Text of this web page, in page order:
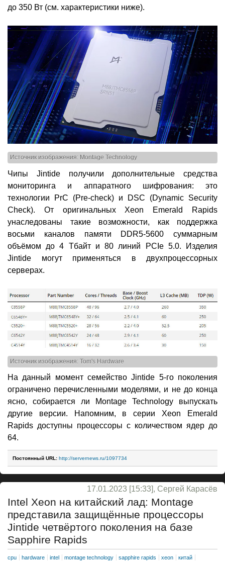
до 350 Вт (см. характеристики ниже).
Источник изображения: Montage Technology
Чипы Jintide получили дополнительные средства
мониторинга и аппаратного шифрования: это
технологии PrC (Pre-check) и DSC (Dynamic Security
Check). От оригинальных Xeon Emerald Rapids
унаследованы такие возможности, как поддержка
восьми каналов памяти DDR5-5600 суммарным
объёмом до 4 Тбайт и 80 линий PCIe 5.0. Изделия
Jintide могут применяться в двухпроцессорных
серверах.
Источник изображения: Tom's Hardware
На данный момент семейство Jintide 5-го поколения
ограничено перечисленными моделями, и не до конца
ясно, собирается ли Montage Technology выпускать
другие версии. Напомним, в серии Xeon Emerald
Rapids доступны процессоры с количеством ядер до
64.
Постоянный URL: http://servernews.ru/1097734
17.01.2023 [15:33], Сергей Карасёв
Intel Xeon на китайский лад: Montage
представила защищённые процессоры
Jintide четвёртого поколения на базе
Sapphire Rapids
cpu hardware intel montage technology sapphire rapids xeon китай